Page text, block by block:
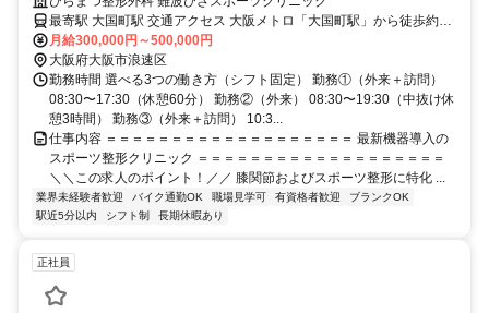
最寄駅 大国町駅 交通アクセス 大阪メトロ「大国町駅」から徒歩約1
月給300,000円～500,000円
大阪府大阪市浪速区
勤務時間 選べる3つの働き方（シフト固定） 勤務①（外来＋訪問）
08:30〜17:30（休憩60分） 勤務②（外来） 08:30〜19:30（中抜け休
憩3時間） 勤務③（外来＋訪問） 10:3...
仕事内容 ＝＝＝＝＝＝＝＝＝＝＝＝＝＝＝＝＝＝＝ 最新機器導入の
スポーツ整形クリニック ＝＝＝＝＝＝＝＝＝＝＝＝＝＝＝＝＝＝＝
＼＼この求人のポイント！／／ 膝関節およびスポーツ整形に特化 ...
業界未経験者歓迎 バイク通勤OK 職場見学可 有資格者歓迎
ブランクOK
駅近5分以内
シフト制 長期休暇あり
正社員